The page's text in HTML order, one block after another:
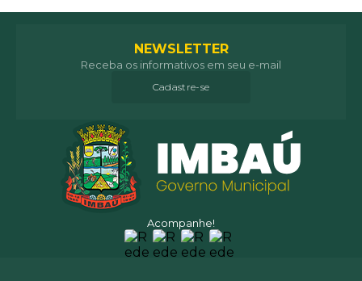
Acompanhe!
NEWSLETTER
Receba os informativos em seu e-mail
Cadastre-se